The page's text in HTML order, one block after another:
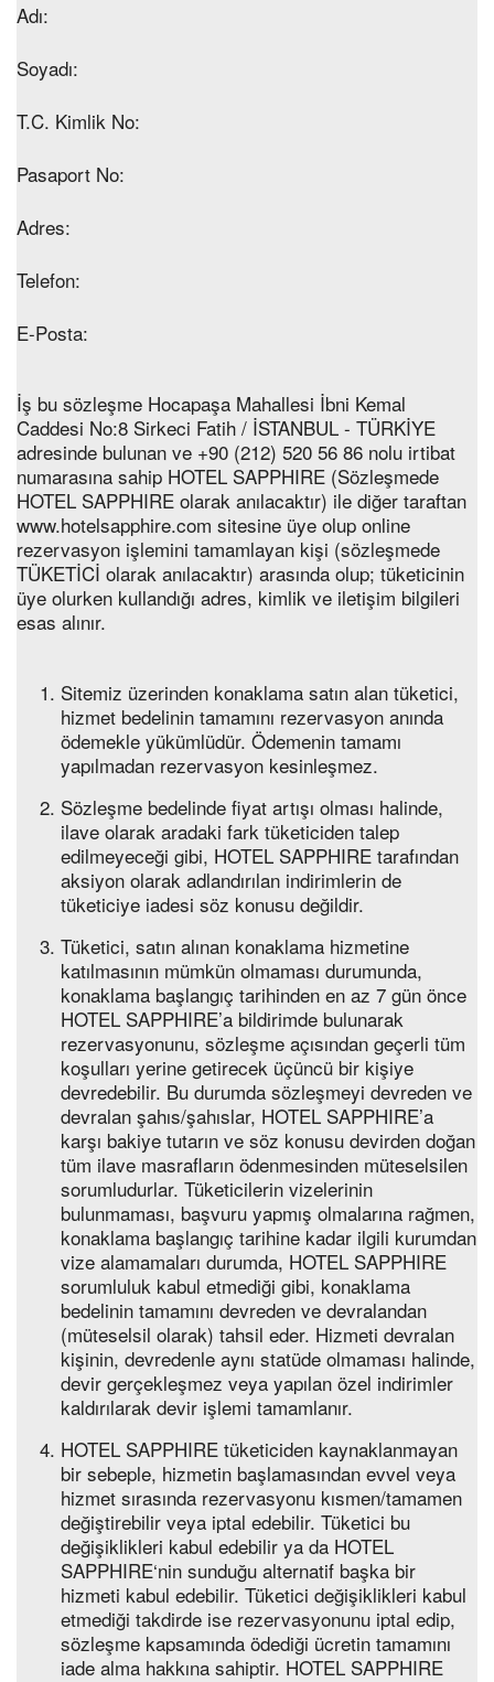
Adı:
Soyadı:
T.C. Kimlik No:
Pasaport No:
Adres:
Telefon:
E-Posta:
İş bu sözleşme Hocapaşa Mahallesi İbni Kemal
Caddesi No:8 Sirkeci Fatih / İSTANBUL - TÜRKİYE
adresinde bulunan ve +90 (212) 520 56 86 nolu irtibat
numarasına sahip HOTEL SAPPHIRE (Sözleşmede
HOTEL SAPPHIRE olarak anılacaktır) ile diğer taraftan
www.hotelsapphire.com sitesine üye olup online
rezervasyon işlemini tamamlayan kişi (sözleşmede
TÜKETİCİ olarak anılacaktır) arasında olup; tüketicinin
üye olurken kullandığı adres, kimlik ve iletişim bilgileri
esas alınır.
Sitemiz üzerinden konaklama satın alan tüketici,
hizmet bedelinin tamamını rezervasyon anında
ödemekle yükümlüdür. Ödemenin tamamı
yapılmadan rezervasyon kesinleşmez.
Sözleşme bedelinde fiyat artışı olması halinde,
ilave olarak aradaki fark tüketiciden talep
edilmeyeceği gibi, HOTEL SAPPHIRE tarafından
aksiyon olarak adlandırılan indirimlerin de
tüketiciye iadesi söz konusu değildir.
Tüketici, satın alınan konaklama hizmetine
katılmasının mümkün olmaması durumunda,
konaklama başlangıç tarihinden en az 7 gün önce
HOTEL SAPPHIRE’a bildirimde bulunarak
rezervasyonunu, sözleşme açısından geçerli tüm
koşulları yerine getirecek üçüncü bir kişiye
devredebilir. Bu durumda sözleşmeyi devreden ve
devralan şahıs/şahıslar, HOTEL SAPPHIRE’a
karşı bakiye tutarın ve söz konusu devirden doğan
tüm ilave masrafların ödenmesinden müteselsilen
sorumludurlar. Tüketicilerin vizelerinin
bulunmaması, başvuru yapmış olmalarına rağmen,
konaklama başlangıç tarihine kadar ilgili kurumdan
vize alamamaları durumda, HOTEL SAPPHIRE
sorumluluk kabul etmediği gibi, konaklama
bedelinin tamamını devreden ve devralandan
(müteselsil olarak) tahsil eder. Hizmeti devralan
kişinin, devredenle aynı statüde olmaması halinde,
devir gerçekleşmez veya yapılan özel indirimler
kaldırılarak devir işlemi tamamlanır.
HOTEL SAPPHIRE tüketiciden kaynaklanmayan
bir sebeple, hizmetin başlamasından evvel veya
hizmet sırasında rezervasyonu kısmen/tamamen
değiştirebilir veya iptal edebilir. Tüketici bu
değişiklikleri kabul edebilir ya da HOTEL
SAPPHIRE‘nin sunduğu alternatif başka bir
hizmeti kabul edebilir. Tüketici değişiklikleri kabul
etmediği takdirde ise rezervasyonunu iptal edip,
sözleşme kapsamında ödediği ücretin tamamını
iade alma hakkına sahiptir. HOTEL SAPPHIRE